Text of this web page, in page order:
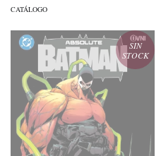
CATÁLOGO
SIN
STOCK